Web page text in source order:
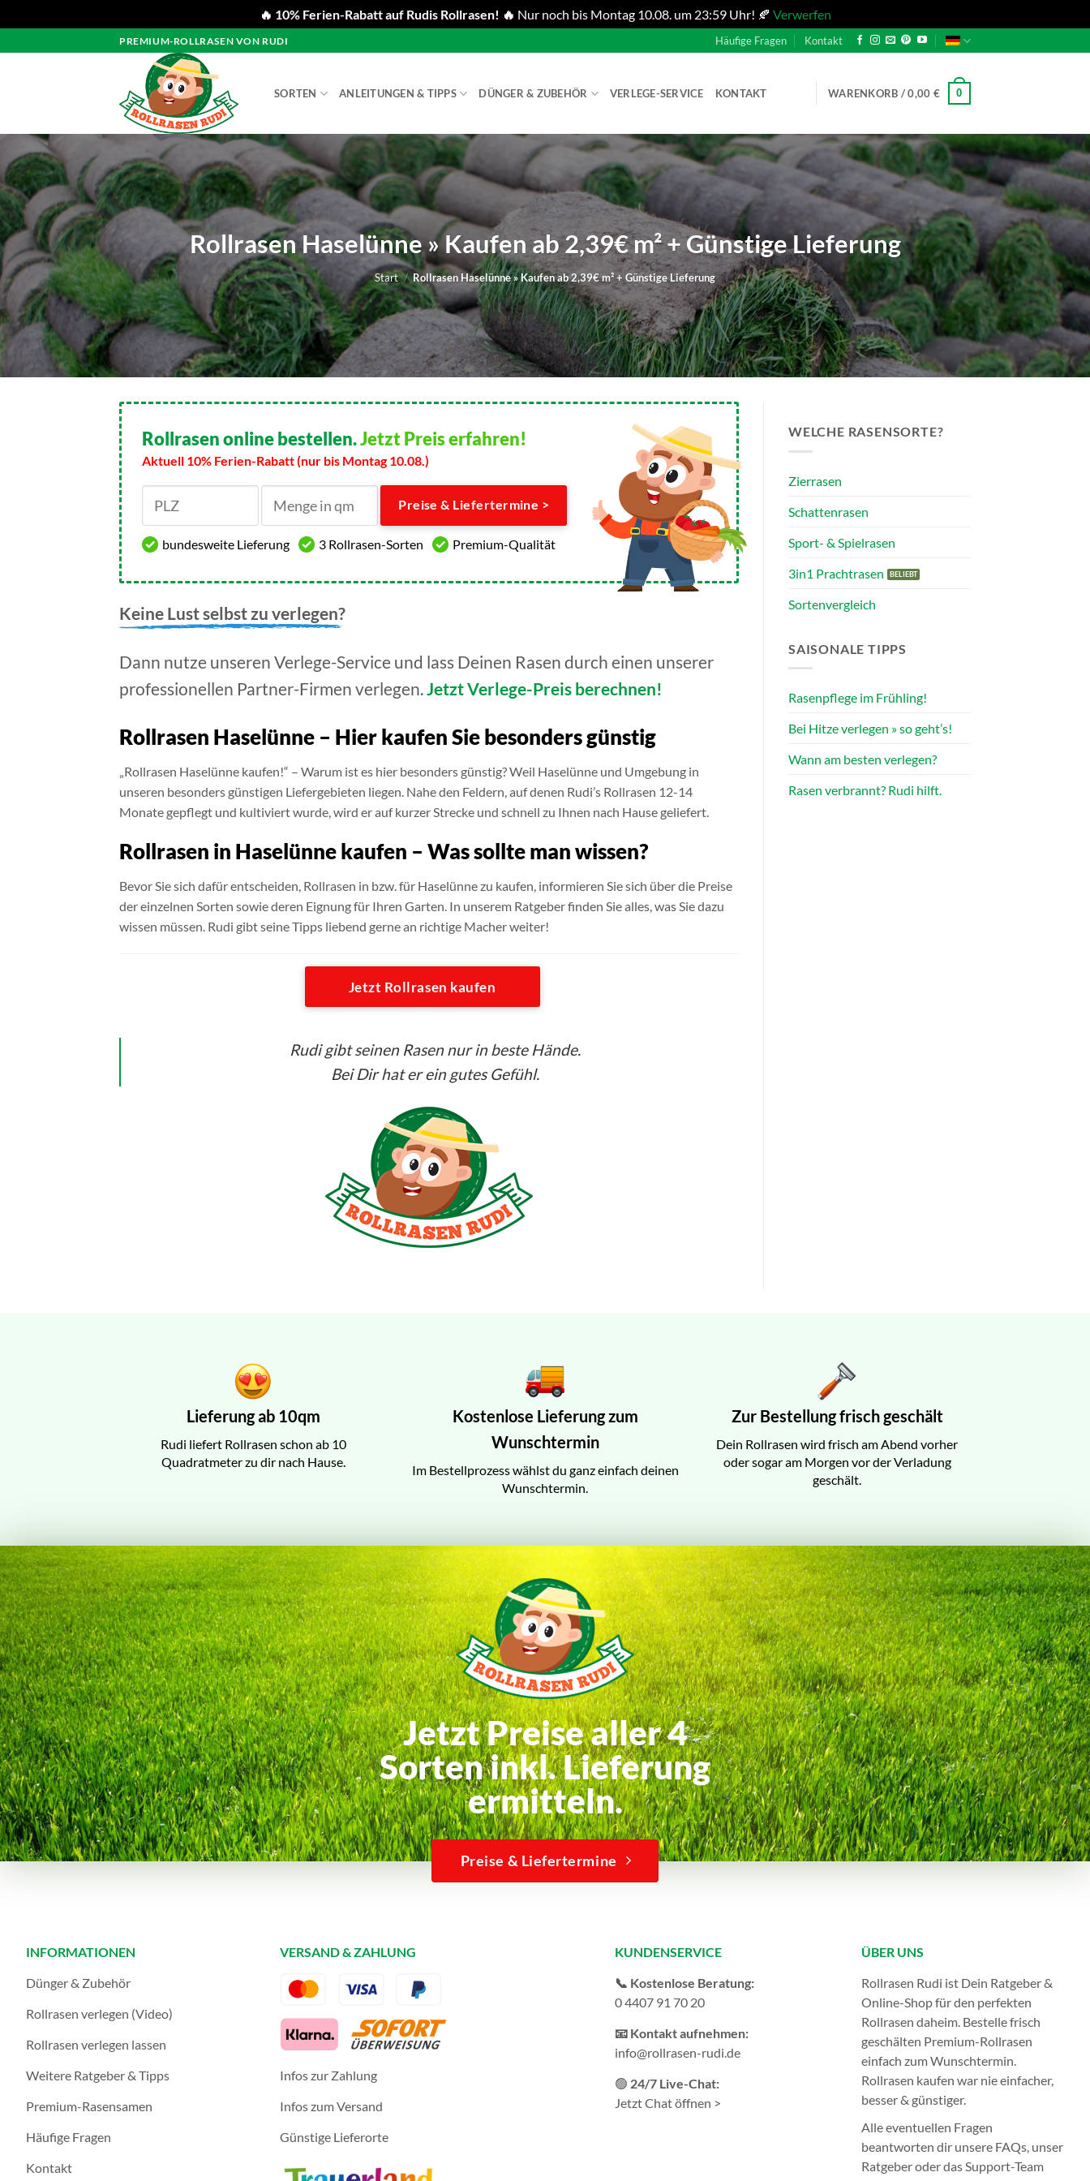
🔥 10% Ferien-Rabatt auf Rudis Rollrasen! 🔥 Nur noch bis Montag 10.08. um 23:59 Uhr! 🍂 Verwerfen
Inhalt
PREMIUM-ROLLRASEN VON RUDI Häufige Fragen Kontakt
SORTEN ANLEITUNGEN & TIPPS DÜNGER & ZUBEHÖR VERLEGE-SERVICE KONTAKT WARENKORB /0,00 € 0
Rollrasen Haselünne » Kaufen ab 2,39€ m² + Günstige Lieferung
Start / Rollrasen Haselünne » Kaufen ab 2,39€ m² + Günstige Lieferung
Rollrasen online bestellen.Jetzt Preis erfahren!
Aktuell 10% Ferien-Rabatt (nur bis Montag 10.08.)
Preise & Liefertermine >
bundesweite Lieferung 3 Rollrasen-Sorten Premium-Qualität
Keine Lust selbst zu verlegen?
Dann nutze unseren Verlege-Service und lass Deinen Rasen durch einen unserer
professionellen Partner-Firmen verlegen. Jetzt Verlege-Preis berechnen!
Rollrasen Haselünne – Hier kaufen Sie besonders günstig
„Rollrasen Haselünne kaufen!“ – Warum ist es hier besonders günstig? Weil Haselünne und Umgebung in
unseren besonders günstigen Liefergebieten liegen. Nahe den Feldern, auf denen Rudi’s Rollrasen 12-14
Monate gepflegt und kultiviert wurde, wird er auf kurzer Strecke und schnell zu Ihnen nach Hause geliefert.
Rollrasen in Haselünne kaufen – Was sollte man wissen?
Bevor Sie sich dafür entscheiden, Rollrasen in bzw. für Haselünne zu kaufen, informieren Sie sich über die Preise
der einzelnen Sorten sowie deren Eignung für Ihren Garten. In unserem Ratgeber finden Sie alles, was Sie dazu
wissen müssen. Rudi gibt seine Tipps liebend gerne an richtige Macher weiter!
Jetzt Rollrasen kaufen
Rudi gibt seinen Rasen nur in beste Hände.
Bei Dir hat er ein gutes Gefühl.
WELCHE RASENSORTE?
Zierrasen
Schattenrasen
Sport- & Spielrasen
3in1 Prachtrasen
Sortenvergleich
SAISONALE TIPPS
Rasenpflege im Frühling!
Bei Hitze verlegen » so geht’s!
Wann am besten verlegen?
Rasen verbrannt? Rudi hilft.
Lieferung ab 10qm
Rudi liefert Rollrasen schon ab 10
Quadratmeter zu dir nach Hause.
Kostenlose Lieferung zum
Wunschtermin
Im Bestellprozess wählst du ganz einfach deinen
Wunschtermin.
Zur Bestellung frisch geschält
Dein Rollrasen wird frisch am Abend vorher
oder sogar am Morgen vor der Verladung
geschält.
Jetzt Preise aller 4
Sorten inkl. Lieferung
ermitteln.
Preise & Liefertermine
INFORMATIONEN
Dünger & Zubehör
Rollrasen verlegen (Video)
Rollrasen verlegen lassen
Weitere Ratgeber & Tipps
Premium-Rasensamen
Häufige Fragen
Kontakt
VERSAND & ZAHLUNG
Infos zur Zahlung
Infos zum Versand
Günstige Lieferorte
KUNDENSERVICE
📞 Kostenlose Beratung:
0 4407 91 70 20
📧 Kontakt aufnehmen:
info@rollrasen-rudi.de
🟢 24/7 Live-Chat:
Jetzt Chat öffnen >
ÜBER UNS
Rollrasen Rudi ist Dein Ratgeber &
Online-Shop für den perfekten
Rollrasen daheim. Bestelle frisch
geschälten Premium-Rollrasen
einfach zum Wunschtermin.
Rollrasen kaufen war nie einfacher,
besser & günstiger.
Alle eventuellen Fragen
beantworten dir unsere FAQs, unser
Ratgeberoder das Support-Team